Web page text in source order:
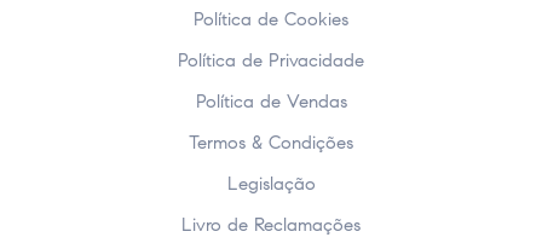
Política de Cookies
Política de Privacidade
Política de Vendas
Termos & Condições
Legislação
Livro de Reclamações